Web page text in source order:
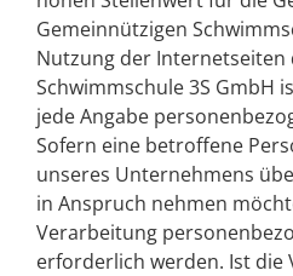
Gemeinnützigen
Nutzung der Internetseiten
Schwimmschule 3S GmbH
jede Angabe
Sofern eine betroffene
unseres Unternehmens
in Anspruch nehmen
Verarbeitung
erforderlich werden. Ist die